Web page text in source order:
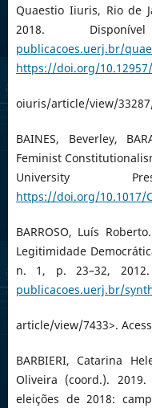
Quaestio Iiuris, Rio de
2018.
publicacoes.uerj.br/
https://doi.org/
oiuris/article/view/
BAINES, Beverley,
Feminist
University
https://doi.org/10.1017/
BARROSO, Luís
Legitimidade
n. 1, p. 23–32,
publicacoes.uerj.br/
article/view/7433>.
BARBIERI, Catarina
Oliveira (coord.).
eleições de 2018: